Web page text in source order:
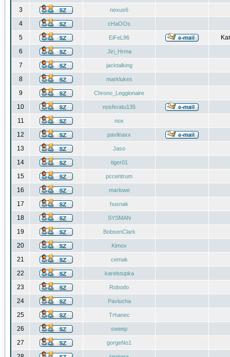
3 nexus6
4 cHaOOs
5 EiFeL96
6
Jiri_Hrma
7 jacktalking
8 marklukes
9 Chrono_Leggionaire
10 nosferatu135
11 nox
12 pavlinaxx
13 Jaso
14 tiger01
15 pccentrum
16 marlowe
17 husnak
18 SYSMAN
19 BobsenClark
20 Kimov
21 cemak
22 karelstupka
23 Robodo
24 Pavlucha
25 Trhanec
26 sweep
27 gorgeNo1